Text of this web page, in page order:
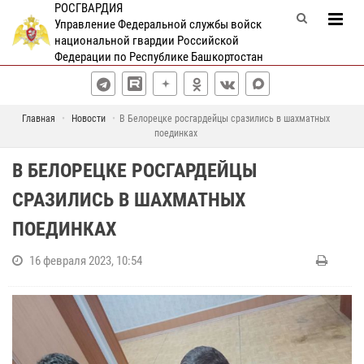
РОСГВАРДИЯ
Управление Федеральной службы войск
национальной гвардии Российской
Федерации по Республике Башкортостан
Главная Новости
В Белорецке росгардейцы сразились в шахматных
поединках
В БЕЛОРЕЦКЕ РОСГАРДЕЙЦЫ
СРАЗИЛИСЬ В ШАХМАТНЫХ
ПОЕДИНКАХ
16 февраля 2023, 10:54